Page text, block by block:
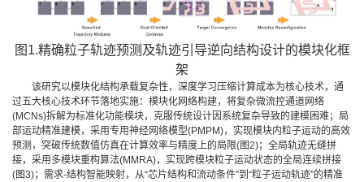
图1.精确粒子轨迹预测及轨迹引导逆向结构设计的模块化框
架
该研究以模块化结构承载复杂性，深度学习压缩计算成本为核心技术，通
过五大核心技术环节落地实施：模块化网络构建，将复杂微流控通道网络
(MCNs)拆解为标准化功能模块，克服传统设计因系统复杂导致的建模困难；局
部运动精准建模，采用专用神经网络模型(PMPM)，实现模块内粒子运动的高效
预测，突破传统数值仿真在计算效率与精度上的局限(图2)；全局轨迹无缝拼
接，采用多模块重构算法(MMRA)，实现跨模块粒子运动状态的全局连续拼接
(图3)；需求-结构智能映射，从“芯片结构和流动条件”到“粒子运动轨迹”的精准